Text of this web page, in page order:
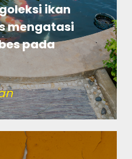
ikan
mengatasi
pada